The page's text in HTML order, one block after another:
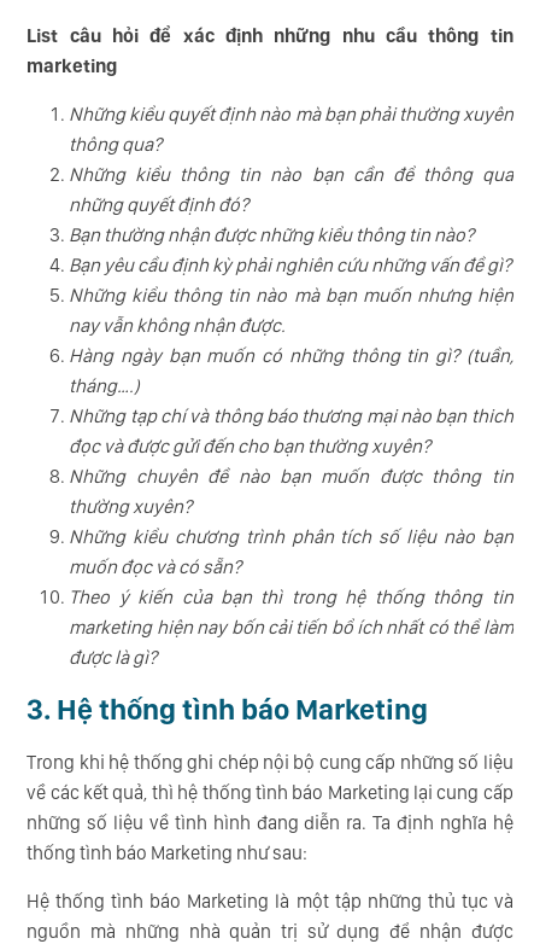
List câu hỏi để xác định những nhu cầu thông tin
marketing
Những kiểu quyết định nào mà bạn phải thường xuyên
thông qua?
Những kiểu thông tin nào bạn cần để thông qua
những quyết định đó?
Bạn thường nhận được những kiểu thông tin nào?
Bạn yêu cầu định kỳ phải nghiên cứu những vấn đề gì?
Những kiểu thông tin nào mà bạn muốn nhưng hiện
nay vẫn không nhận được.
Hàng ngày bạn muốn có những thông tin gì? (tuần,
tháng….)
Những tạp chí và thông báo thương mại nào bạn thich
đọc và được gửi đến cho bạn thường xuyên?
Những chuyên đề nào bạn muốn được thông tin
thường xuyên?
Những kiểu chương trình phân tích số liệu nào bạn
muốn đọc và có sẵn?
Theo ý kiến của bạn thì trong hệ thống thông tin
marketing hiện nay bốn cải tiến bổ ích nhất có thể làm
được là gì?
3. Hệ thống tình báo Marketing
Trong khi hệ thống ghi chép nội bộ cung cấp những số liệu
về các kết quả, thì hệ thống tình báo Marketing lại cung cấp
những số liệu về tình hình đang diễn ra. Ta định nghĩa hệ
thống tình báo Marketing như sau:
Hệ thống tình báo Marketing là một tập những thủ tục và
nguồn mà những nhà quản trị sử dụng để nhận được